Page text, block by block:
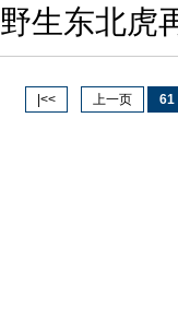
野生东北虎
|<< 上一页 61